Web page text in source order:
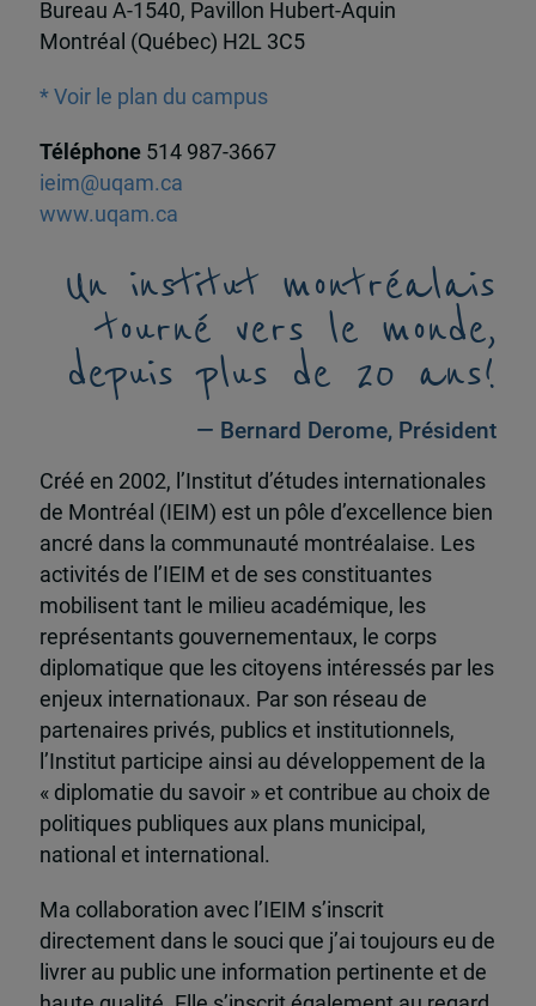
Bureau A-1540, Pavillon Hubert-Aquin
Montréal (Québec) H2L 3C5
* Voir le plan du campus
Téléphone 514 987-3667
ieim@uqam.ca
www.uqam.ca
Un institut montréalais
tourné vers le monde,
depuis plus de 20 ans!
— Bernard Derome, Président
Créé en 2002, l’Institut d’études internationales
de Montréal (IEIM) est un pôle d’excellence bien
ancré dans la communauté montréalaise. Les
activités de l’IEIM et de ses constituantes
mobilisent tant le milieu académique, les
représentants gouvernementaux, le corps
diplomatique que les citoyens intéressés par les
enjeux internationaux. Par son réseau de
partenaires privés, publics et institutionnels,
l’Institut participe ainsi au développement de la
« diplomatie du savoir » et contribue au choix de
politiques publiques aux plans municipal,
national et international.
Ma collaboration avec l’IEIM s’inscrit
directement dans le souci que j’ai toujours eu de
livrer au public une information pertinente et de